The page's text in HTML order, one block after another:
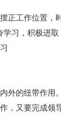
正工作位置，
习，积极进取
外的纽带作用
，又要完成领